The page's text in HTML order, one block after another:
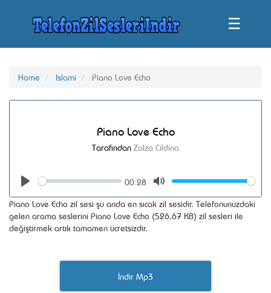
☰
Home Islami Piano Love Echo
Piano Love Echo
Tarafından Zalza Cildina
Seek
00:28
Volume
Piano Love Echo zil sesi şu anda en sıcak zil sesidir. Telefonunuzdaki
gelen arama seslerini Piano Love Echo (526.67 KB) zil sesleri ile
değiştirmek artık tamamen ücretsizdir.
İndir Mp3